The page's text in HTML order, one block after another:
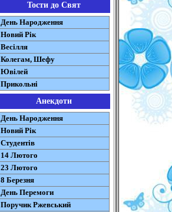
Тости до Свят
День Народження
Новий Рік
Весілля
Колегам, Шефу
Ювілей
Прикольні
Анекдоти
День Народження
Новий Рік
Студентів
14 Лютого
23 Лютого
8 Березня
День Перемоги
Поручик Ржевський